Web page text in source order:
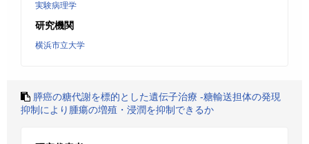
実験病理学
研究機関
横浜市立大学
膵癌の糖代謝を標的とした遺伝子治療 -糖輸送担体の発現
抑制により腫瘍の増殖・浸潤を抑制できるか